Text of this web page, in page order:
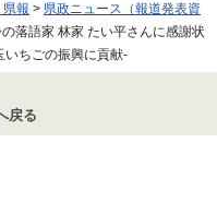
県報 > 県政ニュース（報道発表資
落語家 林家 たい平さんに感謝状
いちごの振興に貢献-
戻る